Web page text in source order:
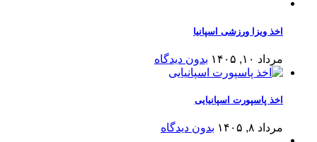
اخذ ویزا ورزشی اسپانیا
مرداد ۱۰, ۱۴۰۵ بدون دیدگاه
اخذ پاسپورت اسپانیایی
مرداد ۸, ۱۴۰۵ بدون دیدگاه